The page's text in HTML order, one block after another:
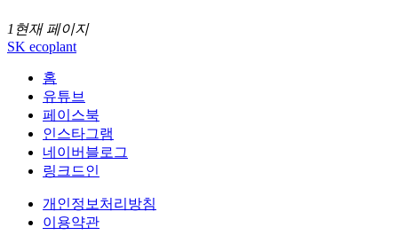
1 현재 페이지
SK ecoplant
홈
유튜브
페이스북
인스타그램
네이버블로그
링크드인
개인정보처리방침
이용약관